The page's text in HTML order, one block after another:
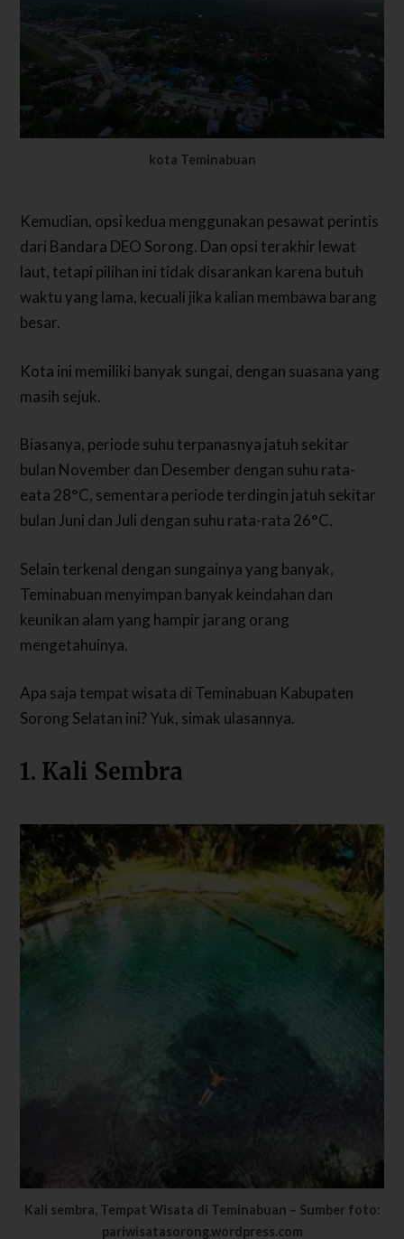
kota Teminabuan
Kemudian, opsi kedua menggunakan pesawat perintis
dari Bandara DEO Sorong. Dan opsi terakhir lewat
laut, tetapi pilihan ini tidak disarankan karena butuh
waktu yang lama, kecuali jika kalian membawa barang
besar.
Kota ini memiliki banyak sungai, dengan suasana yang
masih sejuk.
Biasanya, periode suhu terpanasnya jatuh sekitar
bulan November dan Desember dengan suhu rata-
eata 28°C, sementara periode terdingin jatuh sekitar
bulan Juni dan Juli dengan suhu rata-rata 26°C.
Selain terkenal dengan sungainya yang banyak,
Teminabuan menyimpan banyak keindahan dan
keunikan alam yang hampir jarang orang
mengetahuinya.
Apa saja tempat wisata di Teminabuan Kabupaten
Sorong Selatan ini? Yuk, simak ulasannya.
1. Kali Sembra
Kali sembra, Tempat Wisata di Teminabuan – Sumber foto:
pariwisatasorong.wordpress.com